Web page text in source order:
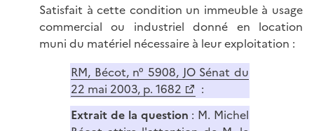
Satisfait à cette condition un immeuble à usage
commercial ou industriel donné en location
muni du matériel nécessaire à leur exploitation :
RM, Bécot, n° 5908, JO Sénat du
22 mai 2003, p. 1682
:
Extrait de la question : M. Michel